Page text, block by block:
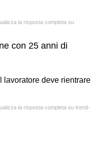
la risposta completa su
con 25 anni di
lavoratore deve rientrare
la risposta completa su trend-